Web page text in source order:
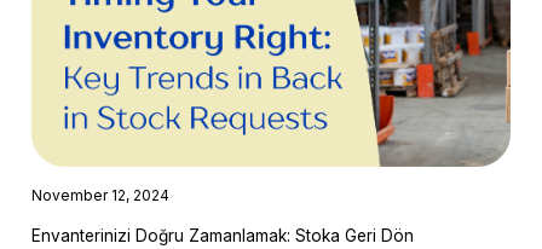
November 12, 2024
Envanterinizi Doğru Zamanlamak: Stoka Geri Dön